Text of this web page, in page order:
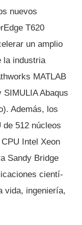
nuevos
T620
un amplio
la industria
MATLAB
Abaqus
Además, los
512 núcleos
Intel Xeon
Sandy Bridge
cientí­
vida, ingenierí­a,